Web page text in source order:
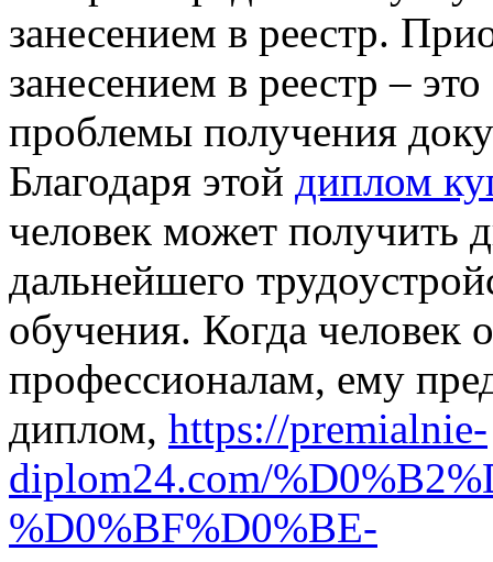
занесением в реестр.
занесением в реестр –
проблемы получения
Благодаря этой диплом
человек может получить
дальнейшего
обучения. Когда
профессионалам, ему
диплом, https://premialnie-
diplom24.com/
%D0%BF%D0%BE-